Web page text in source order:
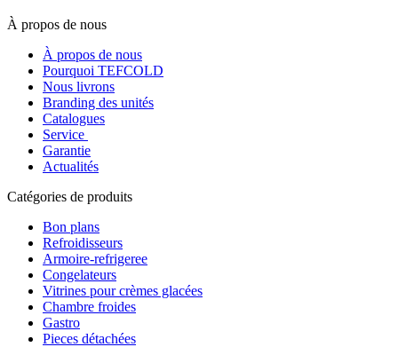
À propos de nous
À propos de nous
Pourquoi TEFCOLD
Nous livrons
Branding des unités
Catalogues
Service
Garantie
Actualités
Catégories de produits
Bon plans
Refroidisseurs
Armoire-refrigeree
Congelateurs
Vitrines pour crèmes glacées
Chambre froides
Gastro
Pieces détachées